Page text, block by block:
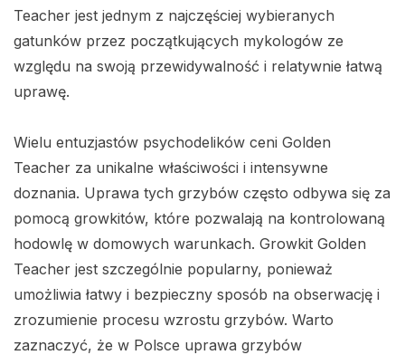
Teacher jest jednym z najczęściej wybieranych
gatunków przez początkujących mykologów ze
względu na swoją przewidywalność i relatywnie łatwą
uprawę.
Wielu entuzjastów psychodelików ceni Golden
Teacher za unikalne właściwości i intensywne
doznania. Uprawa tych grzybów często odbywa się za
pomocą growkitów, które pozwalają na kontrolowaną
hodowlę w domowych warunkach. Growkit Golden
Teacher jest szczególnie popularny, ponieważ
umożliwia łatwy i bezpieczny sposób na obserwację i
zrozumienie procesu wzrostu grzybów. Warto
zaznaczyć, że w Polsce uprawa grzybów